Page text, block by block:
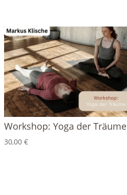
Workshop: Yoga der Träume
30,00 €